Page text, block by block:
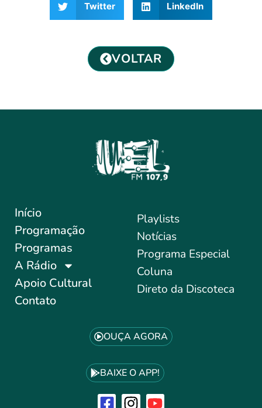
Twitter LinkedIn
VOLTAR
Início
Programação
Programas
A Rádio
Apoio Cultural
Contato
Playlists
Notícias
Programa Especial
Coluna
Direto da Discoteca
OUÇA AGORA
BAIXE O APP!